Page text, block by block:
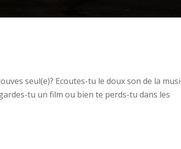
seul(e)? Ecoutes-tu le doux son de la
tu un film ou bien te perds-tu dans les